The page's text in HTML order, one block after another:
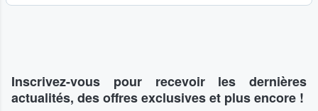
Inscrivez-vous pour recevoir les dernières
actualités, des offres exclusives et plus encore !